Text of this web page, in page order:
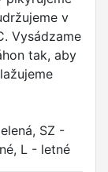
v
Vysádzame
tak, aby
SZ -
L - letné